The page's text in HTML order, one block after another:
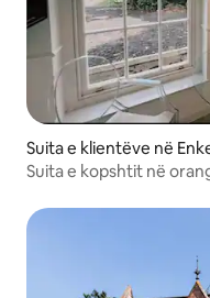
Suita e klientëve në
Suita e kopshtit në